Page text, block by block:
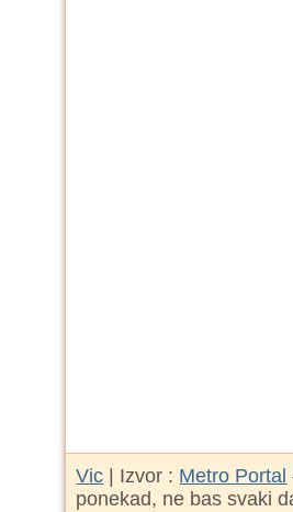
Vic | Izvor : Metro Portal
ponekad, ne bas svaki